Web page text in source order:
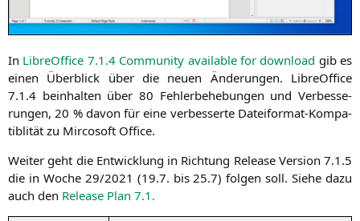
In Libre­Of­fice 7.1.4 Com­mu­ni­ty available for down­load gib es
einen Über­blick über die neu­en Ände­run­gen. Libre­Of­fice
7.1.4 beinhal­ten über 80 Feh­ler­be­he­bun­gen und Ver­bes­se­
run­gen, 20 % davon für eine ver­bes­ser­te Datei­for­mat-Kom­pa­
ti­bli­tät zu Mir­co­soft Office.
Wei­ter geht die Ent­wick­lung in Rich­tung Release Ver­si­on 7.1.5
die in Woche 29/2021 (19.7. bis 25.7) fol­gen soll. Sie­he dazu
auch den Release Plan 7.1.